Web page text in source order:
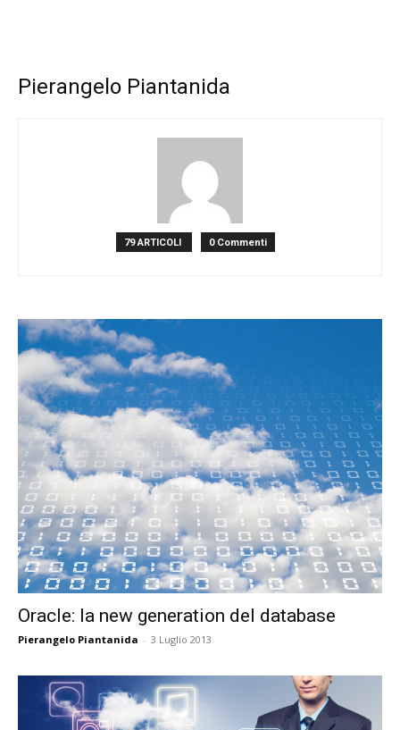
Pierangelo Piantanida
79 ARTICOLI 0 Commenti
Oracle: la new generation del database
Pierangelo Piantanida - 3 Luglio 2013